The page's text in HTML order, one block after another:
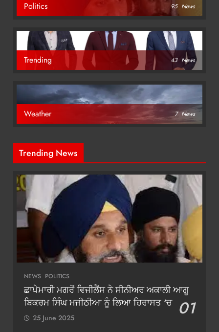
Politics 95 News
Trending 43 News
Weather 7 News
Trending News
NEWS POLITICS
ਛਾਪੇਮਾਰੀ ਮਗਰੋਂ ਵਿਜੀਲੈਂਸ ਨੇ ਸੀਨੀਅਰ ਅਕਾਲੀ ਆਗੂ
ਬਿਕਰਮ ਸਿੰਘ ਮਜੀਠੀਆ ਨੂੰ ਲਿਆ ਹਿਰਾਸਤ ‘ਚ 01
25 June 2025